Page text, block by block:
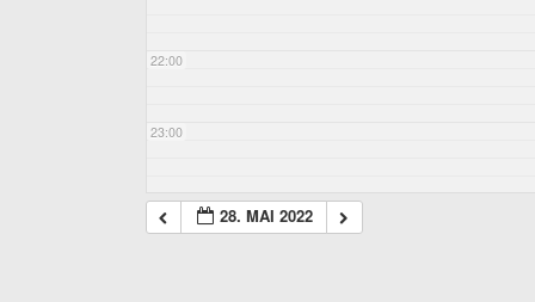
22:00
23:00
28. MAI 2022